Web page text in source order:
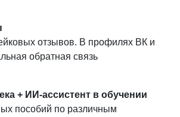
отзывов. В профилях ВК и
обратная связь
+ ИИ-ассистент в обучении
пособий по различным